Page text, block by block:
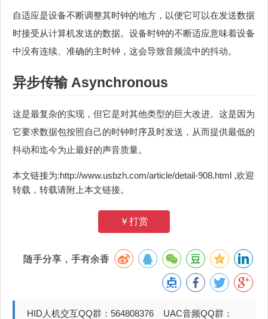
自适应是设备不断调整其时钟的地方，以便它可以在发送数据
时接受从计算机发送的数据。设备时钟的不断适应意味着设备
中没有连续、准确的主时钟，这会导致音频流中的抖动。
异步传输 Asynchronous
这是最复杂的实现，但它是对其他类型的巨大改进。这是因为
它要求数据包按照自己的时钟时序及时发送，从而提供最低的
抖动和迄今为止最好的声音质量。
本文链接为:http://www.usbzh.com/article/detail-908.html ,欢迎
转载，转载请附上本文链接。
￥打赏
随手分享，手有余香
HID人机交互QQ群：564808376 UAC音频QQ群：